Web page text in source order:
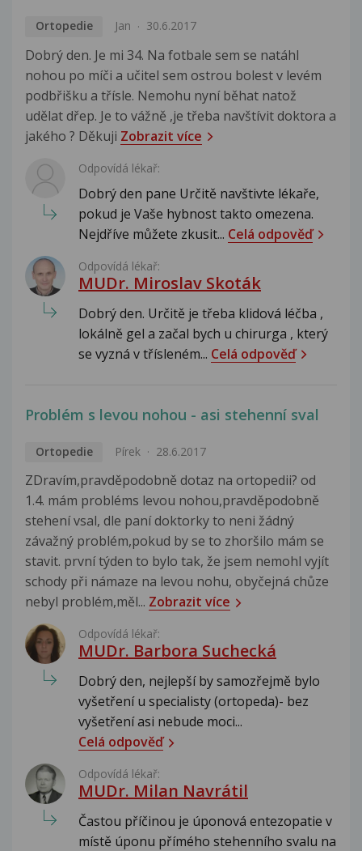
Ortopedie Jan 30.6.2017
Dobrý den. Je mi 34. Na fotbale sem se natáhl
nohou po míči a učitel sem ostrou bolest v levém
podbřišku a třísle. Nemohu nyní běhat natož
udělat dřep. Je to vážně ,je třeba navštívit doktora a
jakého ? Děkuji Zobrazit více
Odpovídá lékař:
Dobrý den pane Určitě navštivte lékaře,
pokud je Vaše hybnost takto omezena.
Nejdříve můžete zkusit... Celá odpověď
Odpovídá lékař:
MUDr. Miroslav Skoták
Dobrý den. Určitě je třeba klidová léčba ,
lokálně gel a začal bych u chirurga , který
se vyzná v třísleném... Celá odpověď
Problém s levou nohou - asi stehenní sval
Ortopedie Pírek 28.6.2017
ZDravím,pravděpodobně dotaz na ortopedii? od
1.4. mám probléms levou nohou,pravděpodobně
stehení vsal, dle paní doktorky to neni žádný
závažný problém,pokud by se to zhoršilo mám se
stavit. první týden to bylo tak, že jsem nemohl vyjít
schody při námaze na levou nohu, obyčejná chůze
nebyl problém,měl... Zobrazit více
Odpovídá lékař:
MUDr. Barbora Suchecká
Dobrý den, nejlepší by samozřejmě bylo
vyšetření u specialisty (ortopeda)- bez
vyšetření asi nebude moci...
Celá odpověď
Odpovídá lékař:
MUDr. Milan Navrátil
Častou příčinou je úponová entezopatie v
místě úponu přímého stehenního svalu na